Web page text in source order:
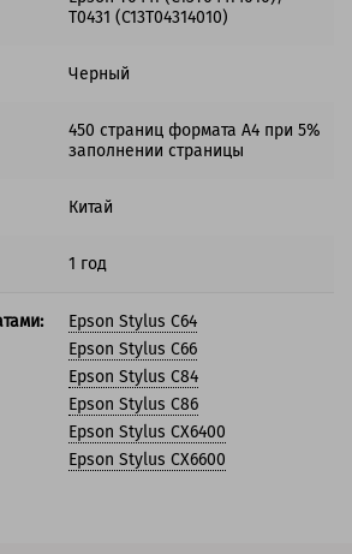
T0431 (C13T04314010)
Черный
450 страниц формата А4 при 5%
заполнении страницы
Китай
1 год
Epson Stylus C64
Epson Stylus C66
Epson Stylus C84
Epson Stylus C86
Epson Stylus CX6400
Epson Stylus CX6600